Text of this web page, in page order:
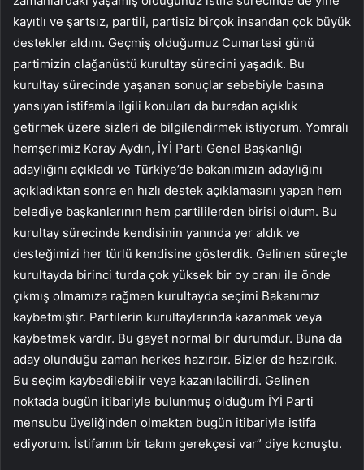
kayıtlı ve şartsız, partili, partisiz birçok insandan çok büyük
destekler aldım. Geçmiş olduğumuz Cumartesi günü
partimizin olağanüstü kurultay sürecini yaşadık. Bu
kurultay sürecinde yaşanan sonuçlar sebebiyle basına
yansıyan istifamla ilgili konuları da buradan açıklık
getirmek üzere sizleri de bilgilendirmek istiyorum. Yomralı
hemşerimiz Koray Aydın, İYİ Parti Genel Başkanlığı
adaylığını açıkladı ve Türkiye’de bakanımızın adaylığını
açıkladıktan sonra en hızlı destek açıklamasını yapan hem
belediye başkanlarının hem partililerden birisi oldum. Bu
kurultay sürecinde kendisinin yanında yer aldık ve
desteğimizi her türlü kendisine gösterdik. Gelinen süreçte
kurultayda birinci turda çok yüksek bir oy oranı ile önde
çıkmış olmamıza rağmen kurultayda seçimi Bakanımız
kaybetmiştir. Partilerin kurultaylarında kazanmak veya
kaybetmek vardır. Bu gayet normal bir durumdur. Buna da
aday olunduğu zaman herkes hazırdır. Bizler de hazırdık.
Bu seçim kaybedilebilir veya kazanılabilirdi. Gelinen
noktada bugün itibariyle bulunmuş olduğum İYİ Parti
mensubu üyeliğinden olmaktan bugün itibariyle istifa
ediyorum. İstifamın bir takım gerekçesi var” diye konuştu.